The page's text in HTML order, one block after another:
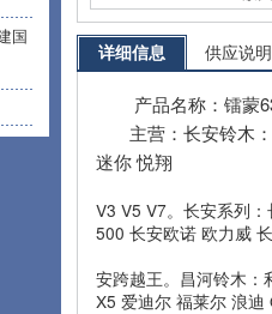
国
详细信息 供应说明
产品名称：镭蒙
主营：长安铃木
迷你 悦翔
V3 V5 V7。长安系列
500 长安欧诺 欧力威
安跨越王。昌河铃木：
X5 爱迪尔 福莱尔 浪